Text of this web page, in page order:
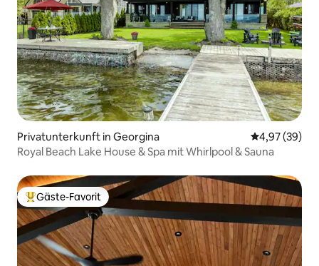
Privatunterkunft in Georgina
4,97 (39)
Royal Beach Lake House & Spa mit Whirlpool & Sauna
Beliebter Gäste-Favorit.
Gäste-Favorit